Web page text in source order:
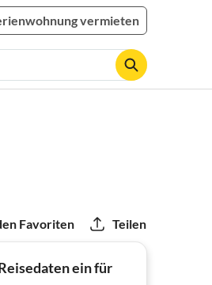
vermieten
Favoriten Teilen
ein für